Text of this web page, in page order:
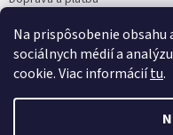
Na prispôsobenie
sociálnych médií a
cookie. Viac informáciítu.
Kontakty